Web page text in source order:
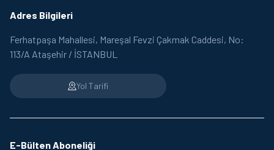
Adres Bilgileri
Ferhatpaşa Mahallesi, Mareşal Fevzi Çakmak Caddesi, No:
113/A Ataşehir / İSTANBUL
Yol Tarifi
E-Bülten Aboneliği